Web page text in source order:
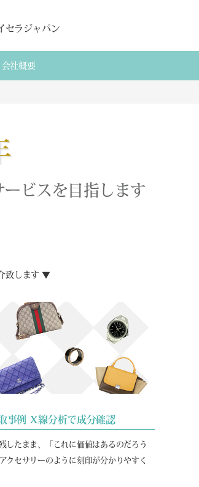
セラジャパン
会社概要
ビスを目指します
致します ▼
事例 Ｘ線分析で成分確認
したまま、「これに価値はあるのだろう
クセサリーのように刻印が分かりやすく